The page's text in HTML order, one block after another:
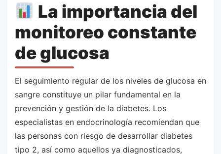
La importancia del
monitoreo constante
de glucosa
El seguimiento regular de los niveles de glucosa en
sangre constituye un pilar fundamental en la
prevención y gestión de la diabetes. Los
especialistas en endocrinología recomiendan que
las personas con riesgo de desarrollar diabetes
tipo 2, así como aquellos ya diagnosticados,